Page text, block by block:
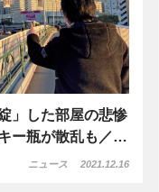
」した部屋の悲惨
ー瓶が散乱も／…
ニュース 2021.12.16